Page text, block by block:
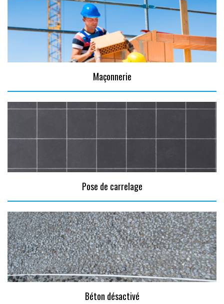
Maçonnerie
Pose de carrelage
Béton désactivé